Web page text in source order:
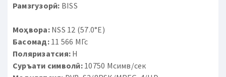
Рамзгузорӣ: BISS
Моҳвора:NSS 12 (57.0°E)
Басомад:11 566 МГс
Поляризатсия: H
Суръати символӣ:10750 Мсимв/сек